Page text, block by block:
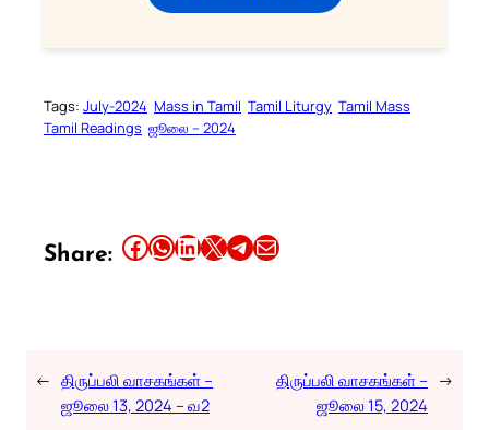
Tags: July-2024 Mass in Tamil Tamil Liturgy Tamil Mass
Tamil Readings ஜூலை – 2024
Share: Share this article on Facebook Share this article on WhatsApp Share this article on LinkedIn Share this article on X Share this article on TelegramEmail this Article
← திருப்பலி வாசகங்கள் –
ஜூலை 13, 2024 – வ2
திருப்பலி வாசகங்கள் –
ஜூலை 15, 2024
→